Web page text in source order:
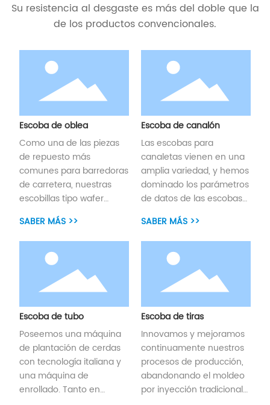
Su resistencia al desgaste es más del doble que la
de los productos convencionales.
Escoba de oblea
Como una de las piezas
de repuesto más
comunes para barredoras
de carretera, nuestras
escobillas tipo wafer
están diseñadas para
satisfacer todas las
demandas del mercado.
Operamos dos líneas de
producción de wafer
completamente
equipadas, utilizando
tecnología avanzada de
moldeo por inyección
fundida y cerdas de
polietileno de alta
resistencia o alambres de
acero de fabricación
propia para garantizar
SABER MÁS >>
Escoba de canalón
Las escobas para
canaletas vienen en una
amplia variedad, y hemos
dominado los parámetros
de datos de las escobas
para canaletas más
comunes a nivel mundial.
Las opciones de relleno
de cerdas incluyen cables
de acero planos
completos, cerdas
plásticas completas o una
combinación de ambas.
Además, ofrecemos
servicios de
personalización según los
requisitos o dibujos del
cliente.
SABER MÁS >>
Escoba de tubo
Poseemos una máquina
de plantación de cerdas
con tecnología italiana y
una máquina de
enrollado. Tanto en
Escoba de tiras
Innovamos y mejoramos
continuamente nuestros
procesos de producción,
abandonando el moldeo
por inyección tradicional